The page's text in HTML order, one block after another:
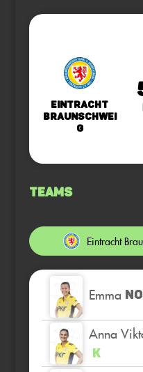
Eintracht
Braunschwei
g
Teams
Eintracht
Emma
Anna
K